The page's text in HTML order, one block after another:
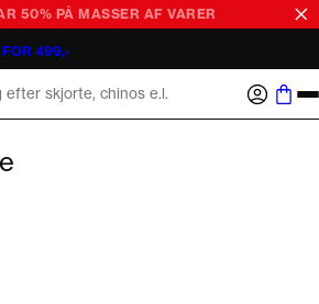
50% PÅ MASSER AF VARER
FOR 499,-